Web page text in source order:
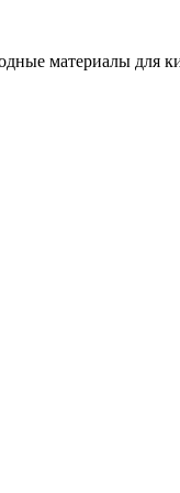
материалы для